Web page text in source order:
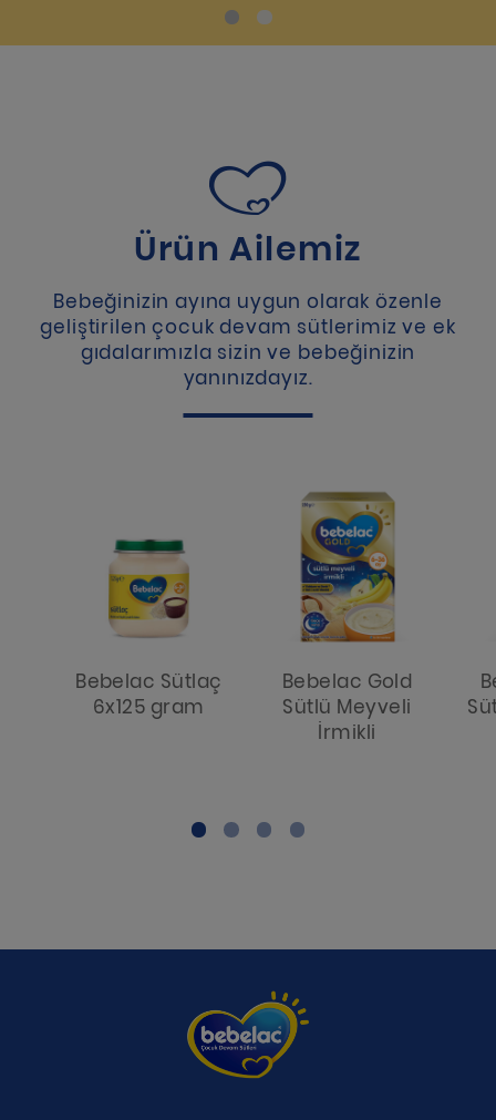
Ürün Ailemiz
Bebeğinizin ayına uygun olarak özenle
geliştirilen çocuk devam sütlerimiz ve ek
gıdalarımızla sizin ve bebeğinizin
yanınızdayız.
Bebelac Sütlaç
6x125 gram
Bebelac Gold
Sütlü Meyveli
İrmikli